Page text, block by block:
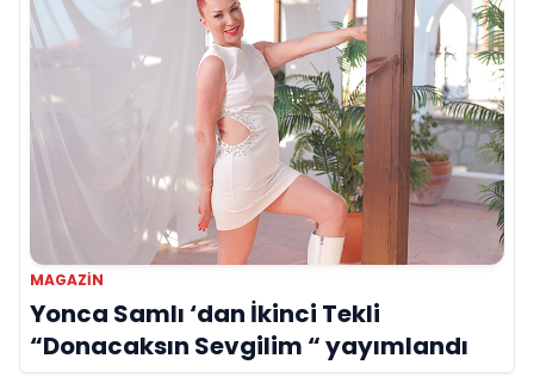
MAGAZIN
Yonca Samlı ‘dan İkinci Tekli
“Donacaksın Sevgilim “ yayımlandı